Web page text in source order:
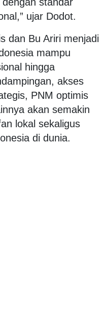
ujar Dodot.
dan Bu Ariri menjadi
mampu
hingga
akses
PNM optimis
akan semakin
lokal sekaligus
di dunia.